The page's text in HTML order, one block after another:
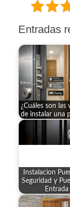
Entradas
¿Cuáles son las
de instalar una
Instalacion
Seguridad y
Entrada